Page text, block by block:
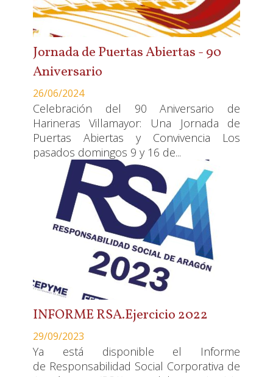
Jornada de Puertas Abiertas - 90
Aniversario
26/06/2024
Celebración del 90 Aniversario de
Harineras Villamayor: Una Jornada de
Puertas Abiertas y Convivencia Los
pasados domingos 9 y 16 de...
INFORME RSA.Ejercicio 2022
29/09/2023
Ya está disponible el Informe
de Responsabilidad Social Corporativa de